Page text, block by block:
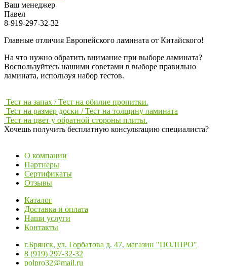
Ваш менеджер
Павел
8-919-297-32-32
Главные отличия Европейского ламината от Китайского!
На что нужно обратить внимание при выборе ламината?
Воспользуйтесь нашими советами в выборе правильно
ламината, используя набор тестов.
Тест на запах / Тест на обилие пропитки.
Тест на размер доски / Тест на толщину ламината
Тест на цвет у обратной стороны плиты.
Хочешь получить бесплатную консультацию специалиста?
О компании
Партнеры
Сертификаты
Отзывы
Каталог
Доставка и оплата
Наши услуги
Контакты
г.Брянск, ул. Горбатова д. 47, магазин "ПОЛПРO"
8 (919) 297-32-32
polpro32@mail.ru